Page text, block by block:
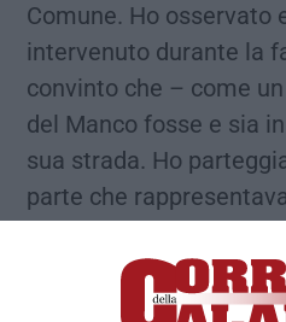
Comune. Ho osservato
intervenuto durante la
convinto che – come
del Manco fosse e sia
sua strada. Ho
parte che
traghettare il nuovo
normalità